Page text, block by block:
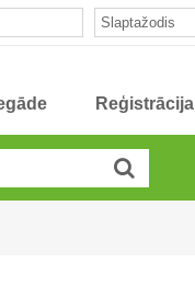
Reģistrācija